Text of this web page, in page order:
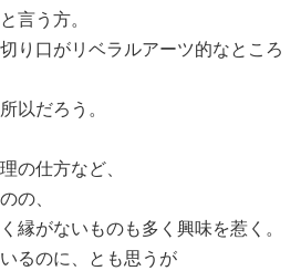
言う方。
り口がリベラルアーツ的なところ
以だろう。
の仕方など、
の、
縁がないものも多く興味を惹く。
るのに、とも思うが